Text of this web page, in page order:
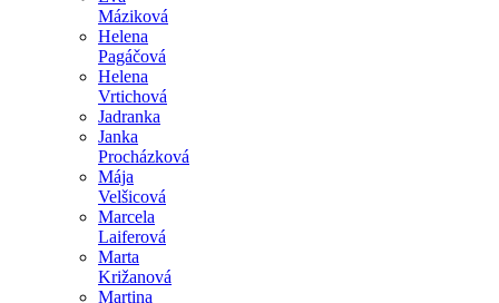
Máziková
Helena
Pagáčová
Helena
Vrtichová
Jadranka
Janka
Procházková
Mája
Velšicová
Marcela
Laiferová
Marta
Križanová
Martina